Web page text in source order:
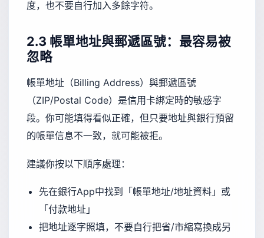
度，也不要自行加入多餘字符。
2.3 帳單地址與郵遞區號：最容易被
忽略
帳單地址（Billing Address）與郵遞區號
（ZIP/Postal Code）是信用卡綁定時的敏感字
段。你可能填得看似正確，但只要地址與銀行預留
的帳單信息不一致，就可能被拒。
建議你按以下順序處理：
先在銀行App中找到「帳單地址/地址資料」或
「付款地址」
把地址逐字照填，不要自行把省/市縮寫換成另